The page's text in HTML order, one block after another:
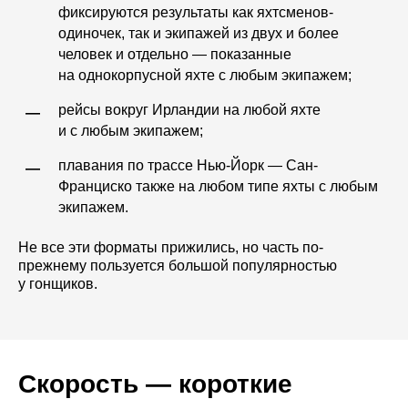
фиксируются результаты как яхтсменов-
одиночек, так и экипажей из двух и более
человек и отдельно — показанные
на однокорпусной яхте с любым экипажем;
—
рейсы вокруг Ирландии на любой яхте
и с любым экипажем;
—
плавания по трассе Нью-Йорк — Сан-
Франциско также на любом типе яхты с любым
экипажем.
Не все эти форматы прижились, но часть по-
прежнему пользуется большой популярностью
у гонщиков.
Скорость — короткие